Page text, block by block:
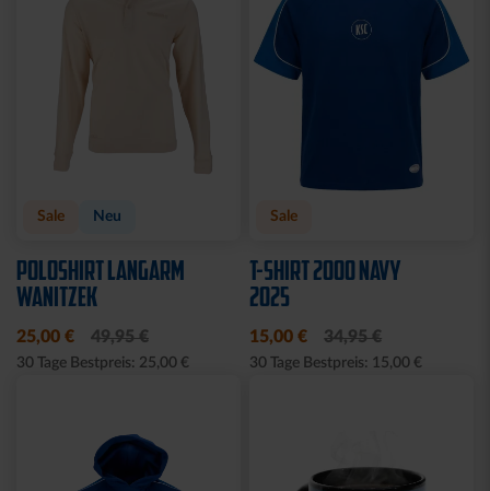
Sale Neu
POLOSHIRT LANGARM
WANITZEK
25,00 € 49,95 €
30 Tage Bestpreis: 25,00 €
Sale
T-SHIRT 2000 NAVY
2025
15,00 € 34,95 €
30 Tage Bestpreis: 15,00 €